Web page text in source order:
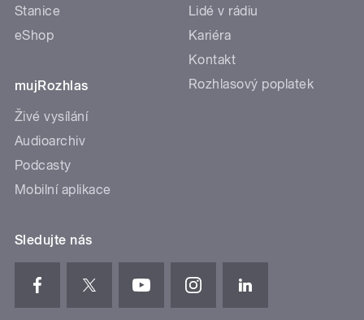
Stanice
eShop
mujRozhlas
Živé vysílání
Audioarchiv
Podcasty
Mobilní aplikace
Lidé v rádiu
Kariéra
Kontakt
Rozhlasový poplatek
Sledujte nás